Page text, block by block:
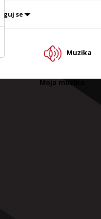
se
Muzika
Moja muzika